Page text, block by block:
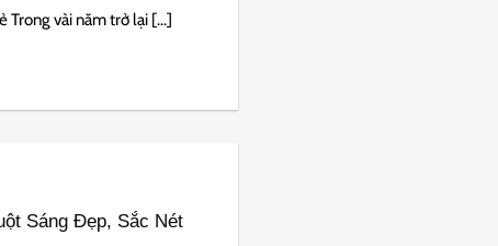
Trong vài năm trở lại [...]
Sáng Đẹp, Sắc Nét